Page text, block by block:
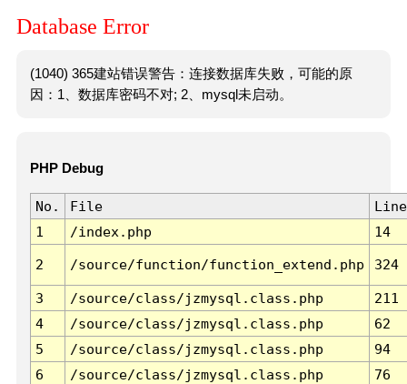
Database Error
(1040) 365建站错误警告：连接数据库失败，可能的原
因：1、数据库密码不对; 2、mysql未启动。
PHP Debug
No. File
Line
1
/index.php 14
2 /source/function/function_extend.php 324
3 /source/class/jzmysql.class.php
211
4
/source/class/jzmysql.class.php
62
5
/source/class/jzmysql.class.php
94
6
/source/class/jzmysql.class.php 76